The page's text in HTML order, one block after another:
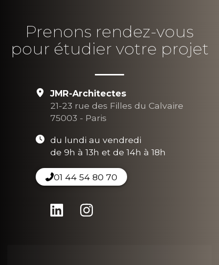
Prenons rendez-vous
pour étudier votre projet
JMR-Architectes
21-23 rue des Filles du Calvaire
75003 - Paris
du lundi au vendredi
de 9h à 13h et de 14h à 18h
01 44 54 80 70